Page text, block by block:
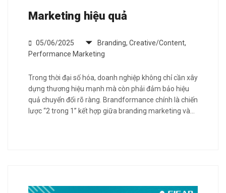
Marketing hiệu quả
05/06/2025 Branding, Creative/Content,
Performance Marketing
Trong thời đại số hóa, doanh nghiệp không chỉ cần xây
dựng thương hiệu mạnh mà còn phải đảm bảo hiệu
quả chuyển đổi rõ ràng. Brandformance chính là chiến
lược “2 trong 1” kết hợp giữa branding marketing và…